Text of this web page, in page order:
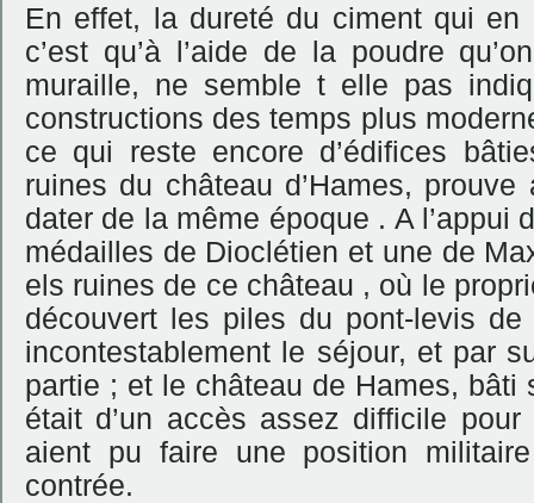
En effet, la dureté du ciment qui
c’est qu’à l’aide de la poudre
muraille, ne semble t elle pas
constructions des temps plus
ce qui reste encore d’édifices
ruines du château d’Hames,
dater de la même époque . A
médailles de Dioclétien et une de
els ruines de ce château , où le
découvert les piles du pont-levis
incontestablement le séjour, et par
partie ; et le château de Hames,
était d’un accès assez difficile
aient pu faire une position
contrée.